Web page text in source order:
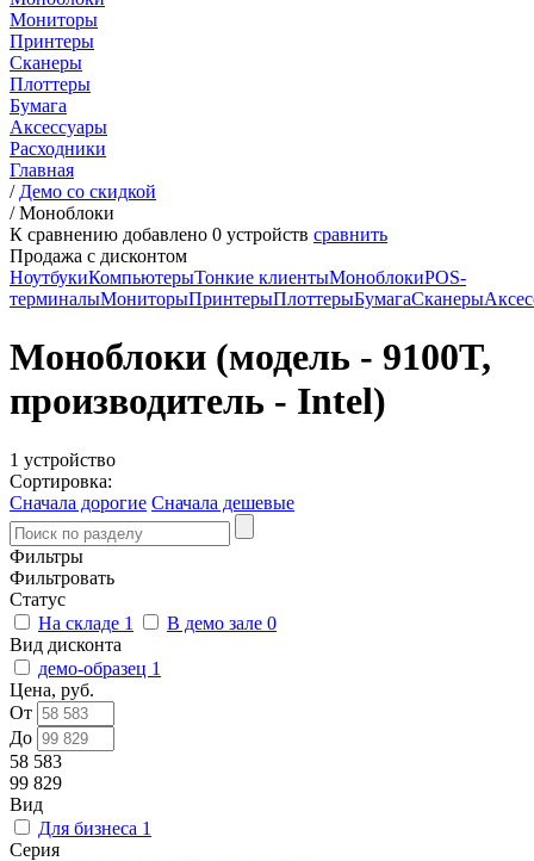
Мониторы
Принтеры
Сканеры
Плоттеры
Бумага
Аксессуары
Расходники
Главная
/ Демо со скидкой
/Моноблоки
К сравнению добавлено 0 устройств сравнить
Продажа с дисконтом
НоутбукиКомпьютерыТонкие клиентыМоноблокиPOS-
терминалыМониторыПринтерыПлоттерыБумагаСканеры
Моноблоки (модель - 9100T,
производитель - Intel)
1 устройство
Сортировка:
Сначала дорогие Сначала дешевые
Фильтры
Фильтровать
Статус
На складе 1 В демо зале 0
Вид дисконта
демо-образец 1
Цена, руб.
От
До
58 583
99 829
Вид
Для бизнеса 1
Серия